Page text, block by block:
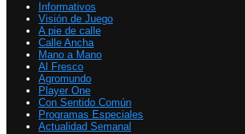
Informativos
Visión de Juego
A pie de calle
Calle Ancha
Mano a Mano
Al Fresco
Agromundo
Player One
Con Sentido Común
Programas Especiales
Actualidad Semanal